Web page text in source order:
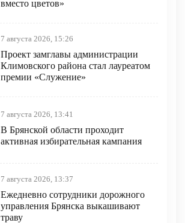
вместо цветов»
7 августа 2026, 15:26
Проект замглавы администрации
Климовского района стал лауреатом
премии «Служение»
7 августа 2026, 13:41
В Брянской области проходит
активная избирательная кампания
7 августа 2026, 13:37
Ежедневно сотрудники дорожного
управления Брянска выкашивают
траву